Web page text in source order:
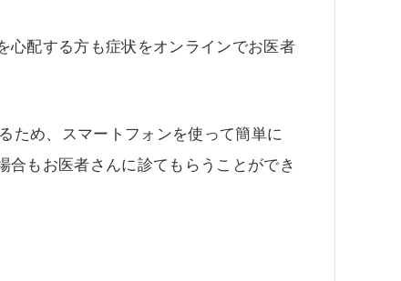
心配する方も症状をオンラインでお医者
ため、スマートフォンを使って簡単に
もお医者さんに診てもらうことができ